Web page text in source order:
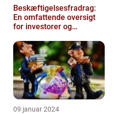
Beskæftigelsesfradrag:
En omfattende oversigt
for investorer og
09 januar 2024